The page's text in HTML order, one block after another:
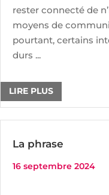
rester connecté de
moyens de
pourtant, certains
durs ...
LIRE PLUS
La phrase
16 septembre 2024